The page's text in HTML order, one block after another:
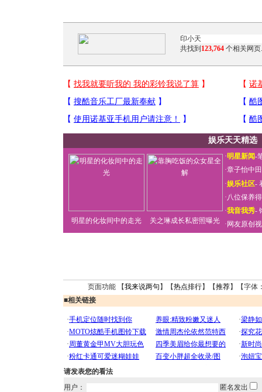
共找到 123,764 个相关网页.
娱乐天天精选
明星的化妆间中的走光 关之琳成长私密照曝光
·明星新闻-
·章子怡中
·娱乐社区-
·八位保养
·我音我秀-
· 网友原创
页面功能 【我来说两句 】【热点排行】【推荐】【字体
■相关链接
请发表您的看法
用户：
匿名发出